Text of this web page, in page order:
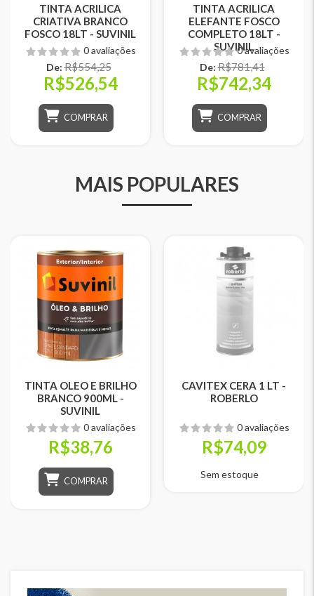
TINTA ACRILICA
CRIATIVA BRANCO
FOSCO 18LT - SUVINIL
0 avaliações
De: R$554,25
R$526,54
COMPRAR
TINTA ACRILICA
ELEFANTE FOSCO
COMPLETO 18LT -
SUVINIL0 avaliações
De: R$781,41
R$742,34
COMPRAR
MAIS POPULARES
TINTA OLEO E BRILHO
BRANCO 900ML -
SUVINIL
0 avaliações
R$38,76
COMPRAR
CAVITEX CERA 1 LT -
ROBERLO
0 avaliações
R$74,09
Sem estoque